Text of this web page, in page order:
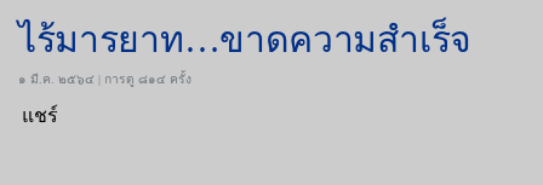
ไร้มารยาท…ขาดความสำเร็จ
๑ มี.ค. ๒๕๖๔ | การดู ๘๑๔ ครั้ง
แชร์